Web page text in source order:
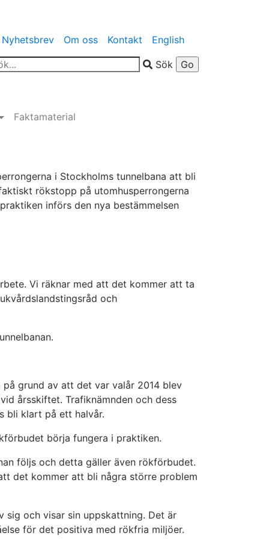
Nyhetsbrev Om oss Kontakt English
Sök
Faktamaterial
i Stockholms tunnelbana att bli
rökstopp på utomhusperrongerna
införs den nya bestämmelsen
Vi räknar med att det kommer att ta
och
grund av att det var valår 2014 blev
årsskiftet. Trafiknämnden och dess
bli klart på ett halvår.
börja fungera i praktiken.
följs och detta gäller även rökförbudet.
det kommer att bli några större problem
och visar sin uppskattning. Det är
för det positiva med rökfria miljöer.